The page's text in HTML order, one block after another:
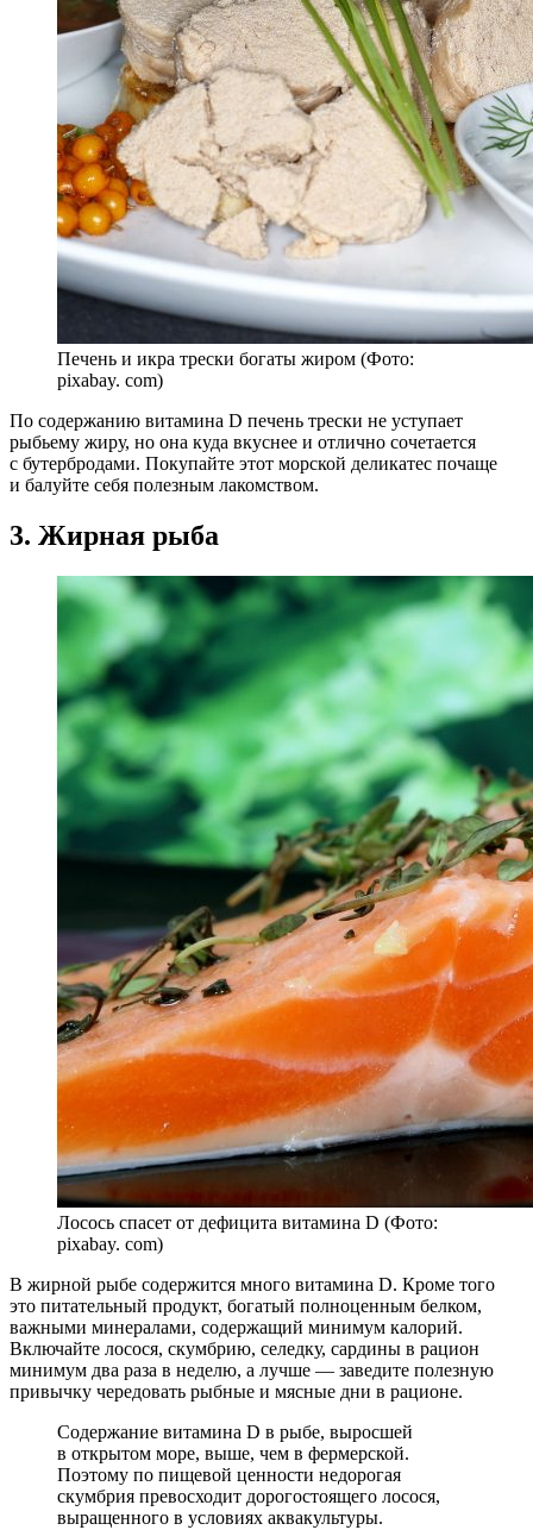
Печень и икра трески богаты жиром (Фото:
pixabay. com)
По содержанию витамина D печень трески не уступает
рыбьему жиру, но она куда вкуснее и отлично сочетается
с бутербродами. Покупайте этот морской деликатес почаще
и балуйте себя полезным лакомством.
3. Жирная рыба
Лосось спасет от дефицита витамина D (Фото:
pixabay. com)
В жирной рыбе содержится много витамина D. Кроме того
это питательный продукт, богатый полноценным белком,
важными минералами, содержащий минимум калорий.
Включайте лосося, скумбрию, селедку, сардины в рацион
минимум два раза в неделю, а лучше — заведите полезную
привычку чередовать рыбные и мясные дни в рационе.
Содержание витамина D в рыбе, выросшей
в открытом море, выше, чем в фермерской.
Поэтому по пищевой ценности недорогая
скумбрия превосходит дорогостоящего лосося,
выращенного в условиях аквакультуры.